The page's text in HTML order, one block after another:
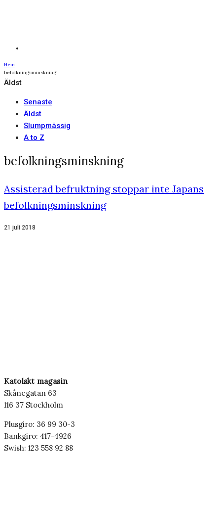
Hem
befolkningsminskning
Äldst
Senaste
Äldst
Slumpmässig
A to Z
befolkningsminskning
Assisterad befruktning stoppar inte Japans
befolkningsminskning
21 juli 2018
Katolskt magasin
Skånegatan 63
116 37 Stockholm
Plusgiro: 36 99 30-3
Bankgiro: 417-4926
Swish: 123 558 92 88